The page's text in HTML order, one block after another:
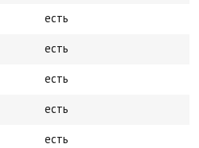
есть
есть
есть
есть
есть